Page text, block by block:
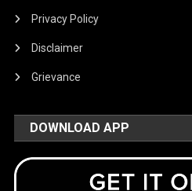
Privacy Policy
Disclaimer
Grievance
DOWNLOAD APP